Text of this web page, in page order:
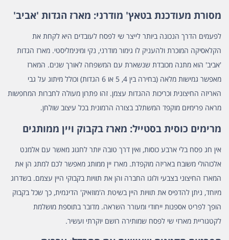
מסורת מעודכנת בטאץ' מודרני: מארז הגדות 'אביב'
לפעמים הדרך הנכונה ביותר לייצר שי לפסח לעובדים היא לקחת את
הקלאסיקה המוכרת ולהעניק לו גימור מודרני, נקי ומינימליסטי. מארז הגדות
'אביב' הוא מתנה מכובדת שנשארת עם המשפחה לאורך שנים. המארז
מאפשר גמישות מלאה (בחירה בין 4, 5 או 6 הגדות) וכולל מיתוג על גבי
האריזה החיצונית וכריכות ההגדות עצמן. זהו פתרון מעולה לחברות המחפשות
מראה פרימיום מוקפד המשתלב בצורה הרמונית בכל עיצוב שולחן.
מרימים כוסית בסטייל: מארז בקבוק ויין ממותגים
אין חג פסח בלי ארבע כוסות, ואין דרך טובה יותר לחגוג מאשר עם אלמנט
אלכוהולי משובח באריזה מוקפדת. מארז יין ממותג מאפשר לכם למתג הן את
המארז החיצוני בצבעי ולוגו החברה והן את תוויות בקבוקי היין עצמם. בשדרוג
מיוחד, ניתן להדפיס את תוויות היין בשיטת ה'מוזאיק' הדינמית, כך שכל בקבוק
הופך לפריט אספנות ייחודי ומעורר השראה. מדובר בתוספת מושלמת
לקטגוריית מארזי שי לפסח שמותירה רושם יוקרתי ועשיר.